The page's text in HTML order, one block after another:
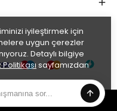
iyileştirmek için
uygun çerezler
Detaylı bilgiye
sayfamızdan
Anladım